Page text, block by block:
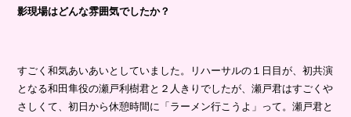
影現場はどんな雰囲気でしたか？
すごく和気あいあいとしていました。リハーサルの１日目が、初共演
となる和田隼役の瀬戸利樹君と２人きりでしたが、瀬戸君はすごくや
さしくて、初日から休憩時間に「ラーメン行こうよ」って。瀬戸君と